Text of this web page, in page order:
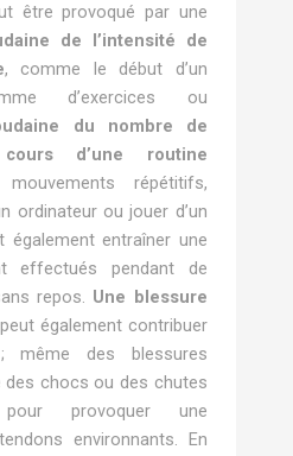
être provoqué par une
de l’intensité de
, comme le début d’un
d’exercices ou
du nombre de
d’une routine
répétitifs,
ordinateur ou jouer d’un
également entraîner une
effectués pendant de
repos. Une blessure
également contribuer
même des blessures
des chocs ou des chutes
provoquer une
environnants. En